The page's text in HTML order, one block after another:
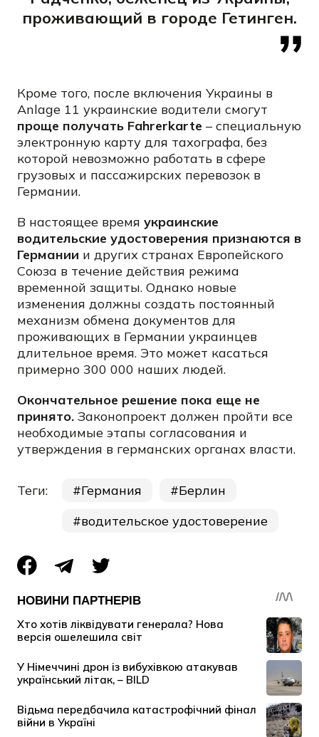
проживающий в городе Гетинген.
Кроме того, после включения Украины в
Anlage 11 украинские водители смогут
проще получать Fahrerkarte – специальную
электронную карту для тахографа, без
которой невозможно работать в сфере
грузовых и пассажирских перевозок в
Германии.
В настоящее время украинские
водительские удостоверения признаются в
Германии и других странах Европейского
Союза в течение действия режима
временной защиты. Однако новые
изменения должны создать постоянный
механизм обмена документов для
проживающих в Германии украинцев
длительное время. Это может касаться
примерно 300 000 наших людей.
Окончательное решение пока еще не
принято. Законопроект должен пройти все
необходимые этапы согласования и
утверждения в германских органах власти.
Теги: Германия
Берлин
водительское удостоверение